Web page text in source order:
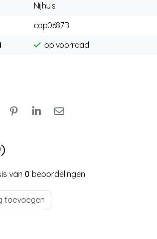
Nijhuis
cap0687B
op voorraad
van 0 beoordelingen
toevoegen